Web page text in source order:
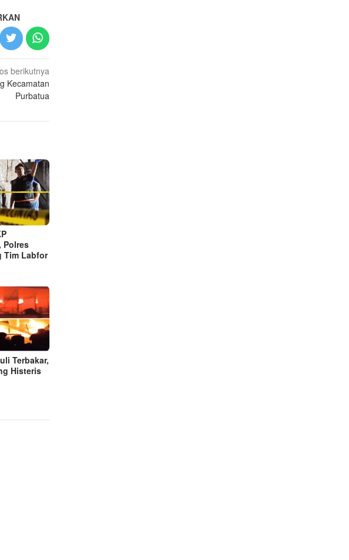
berikutnya
Kecamatan
Purbatua
Polres
Tim Labfor
Terbakar,
Histeris